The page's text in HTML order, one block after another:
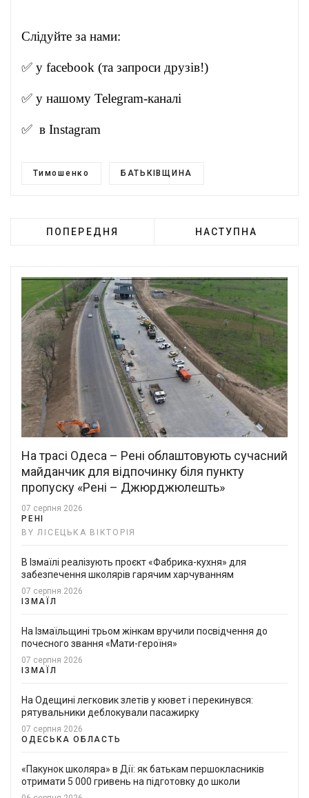
Слідуйте за нами:
✅ у facebook (та запроси друзів!)
✅ у нашому Telegram-каналі
✅ в Instagram
Тимошенко БАТЬКІВЩИНА
ПОПЕРЕДНЯ НАСТУПНА
На трасі Одеса – Рені облаштовують сучасний
майданчик для відпочинку біля пункту
пропуску «Рені – Джюрджюлешть»
07 серпня 2026
РЕНІ
BY ЛІСЕЦЬКА ВІКТОРІЯ
В Ізмаїлі реалізують проєкт «Фабрика-кухня» для
забезпечення школярів гарячим харчуванням
07 серпня 2026
ІЗМАЇЛ
На Ізмаїльщині трьом жінкам вручили посвідчення до
почесного звання «Мати-героїня»
07 серпня 2026
ІЗМАЇЛ
На Одещині легковик злетів у кювет і перекинувся:
рятувальники деблокували пасажирку
07 серпня 2026
ОДЕСЬКА ОБЛАСТЬ
«Пакунок школяра» в Дії: як батькам першокласників
отримати 5 000 гривень на підготовку до школи